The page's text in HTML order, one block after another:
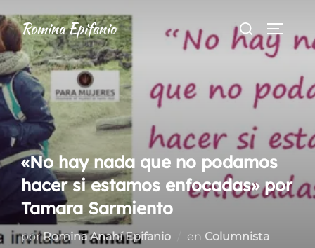
al
contenido
Romina Epifanio Buscar:
«No hay nada que no podamos
hacer si estamos enfocadas» por
Tamara Sarmiento
porRomina Anahí Epifanio en Columnista